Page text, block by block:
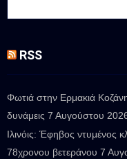
RSS
Φωτιά στην Ερμακιά
δυνάμεις 7 Αυγούστου
Ιλινόις: Έφηβος ντυμένος
78χρονου βετεράνου 7